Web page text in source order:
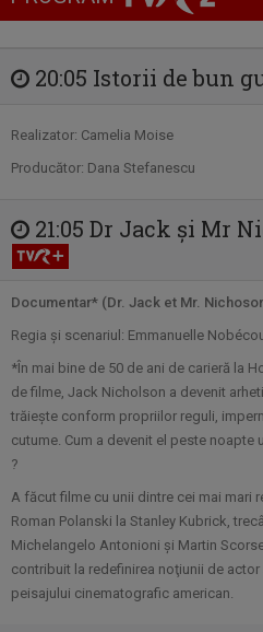
MOZAIKA
FĂRĂ
Emisiunea își
Aventură, întâlniri
...
NATURĂ ŞI
20:05 Istorii de bun
Realizator: Camelia Moise
Producător: Dana Stefanescu
21:05 Dr Jack şi Mr
Documentar* (Dr. Jack et Mr.
Regia şi scenariul: Emmanuelle
*În mai bine de 50 de ani de carieră la
de filme, Jack Nicholson a devenit
trăieşte conform propriilor reguli,
cutume. Cum a devenit el peste noapte
?
A făcut filme cu unii dintre cei mai mari
Roman Polanski la Stanley Kubrick,
Michelangelo Antonioni şi Martin
contribuit la redefinirea noţiunii de actor
peisajului cinematografic american.